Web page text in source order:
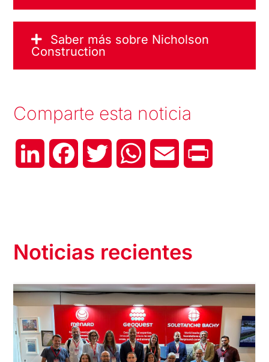
Saber más sobre Nicholson
Construction
Comparte esta noticia
LinkedIn FacebookTwitter WhatsAppEmail
Noticias recientes